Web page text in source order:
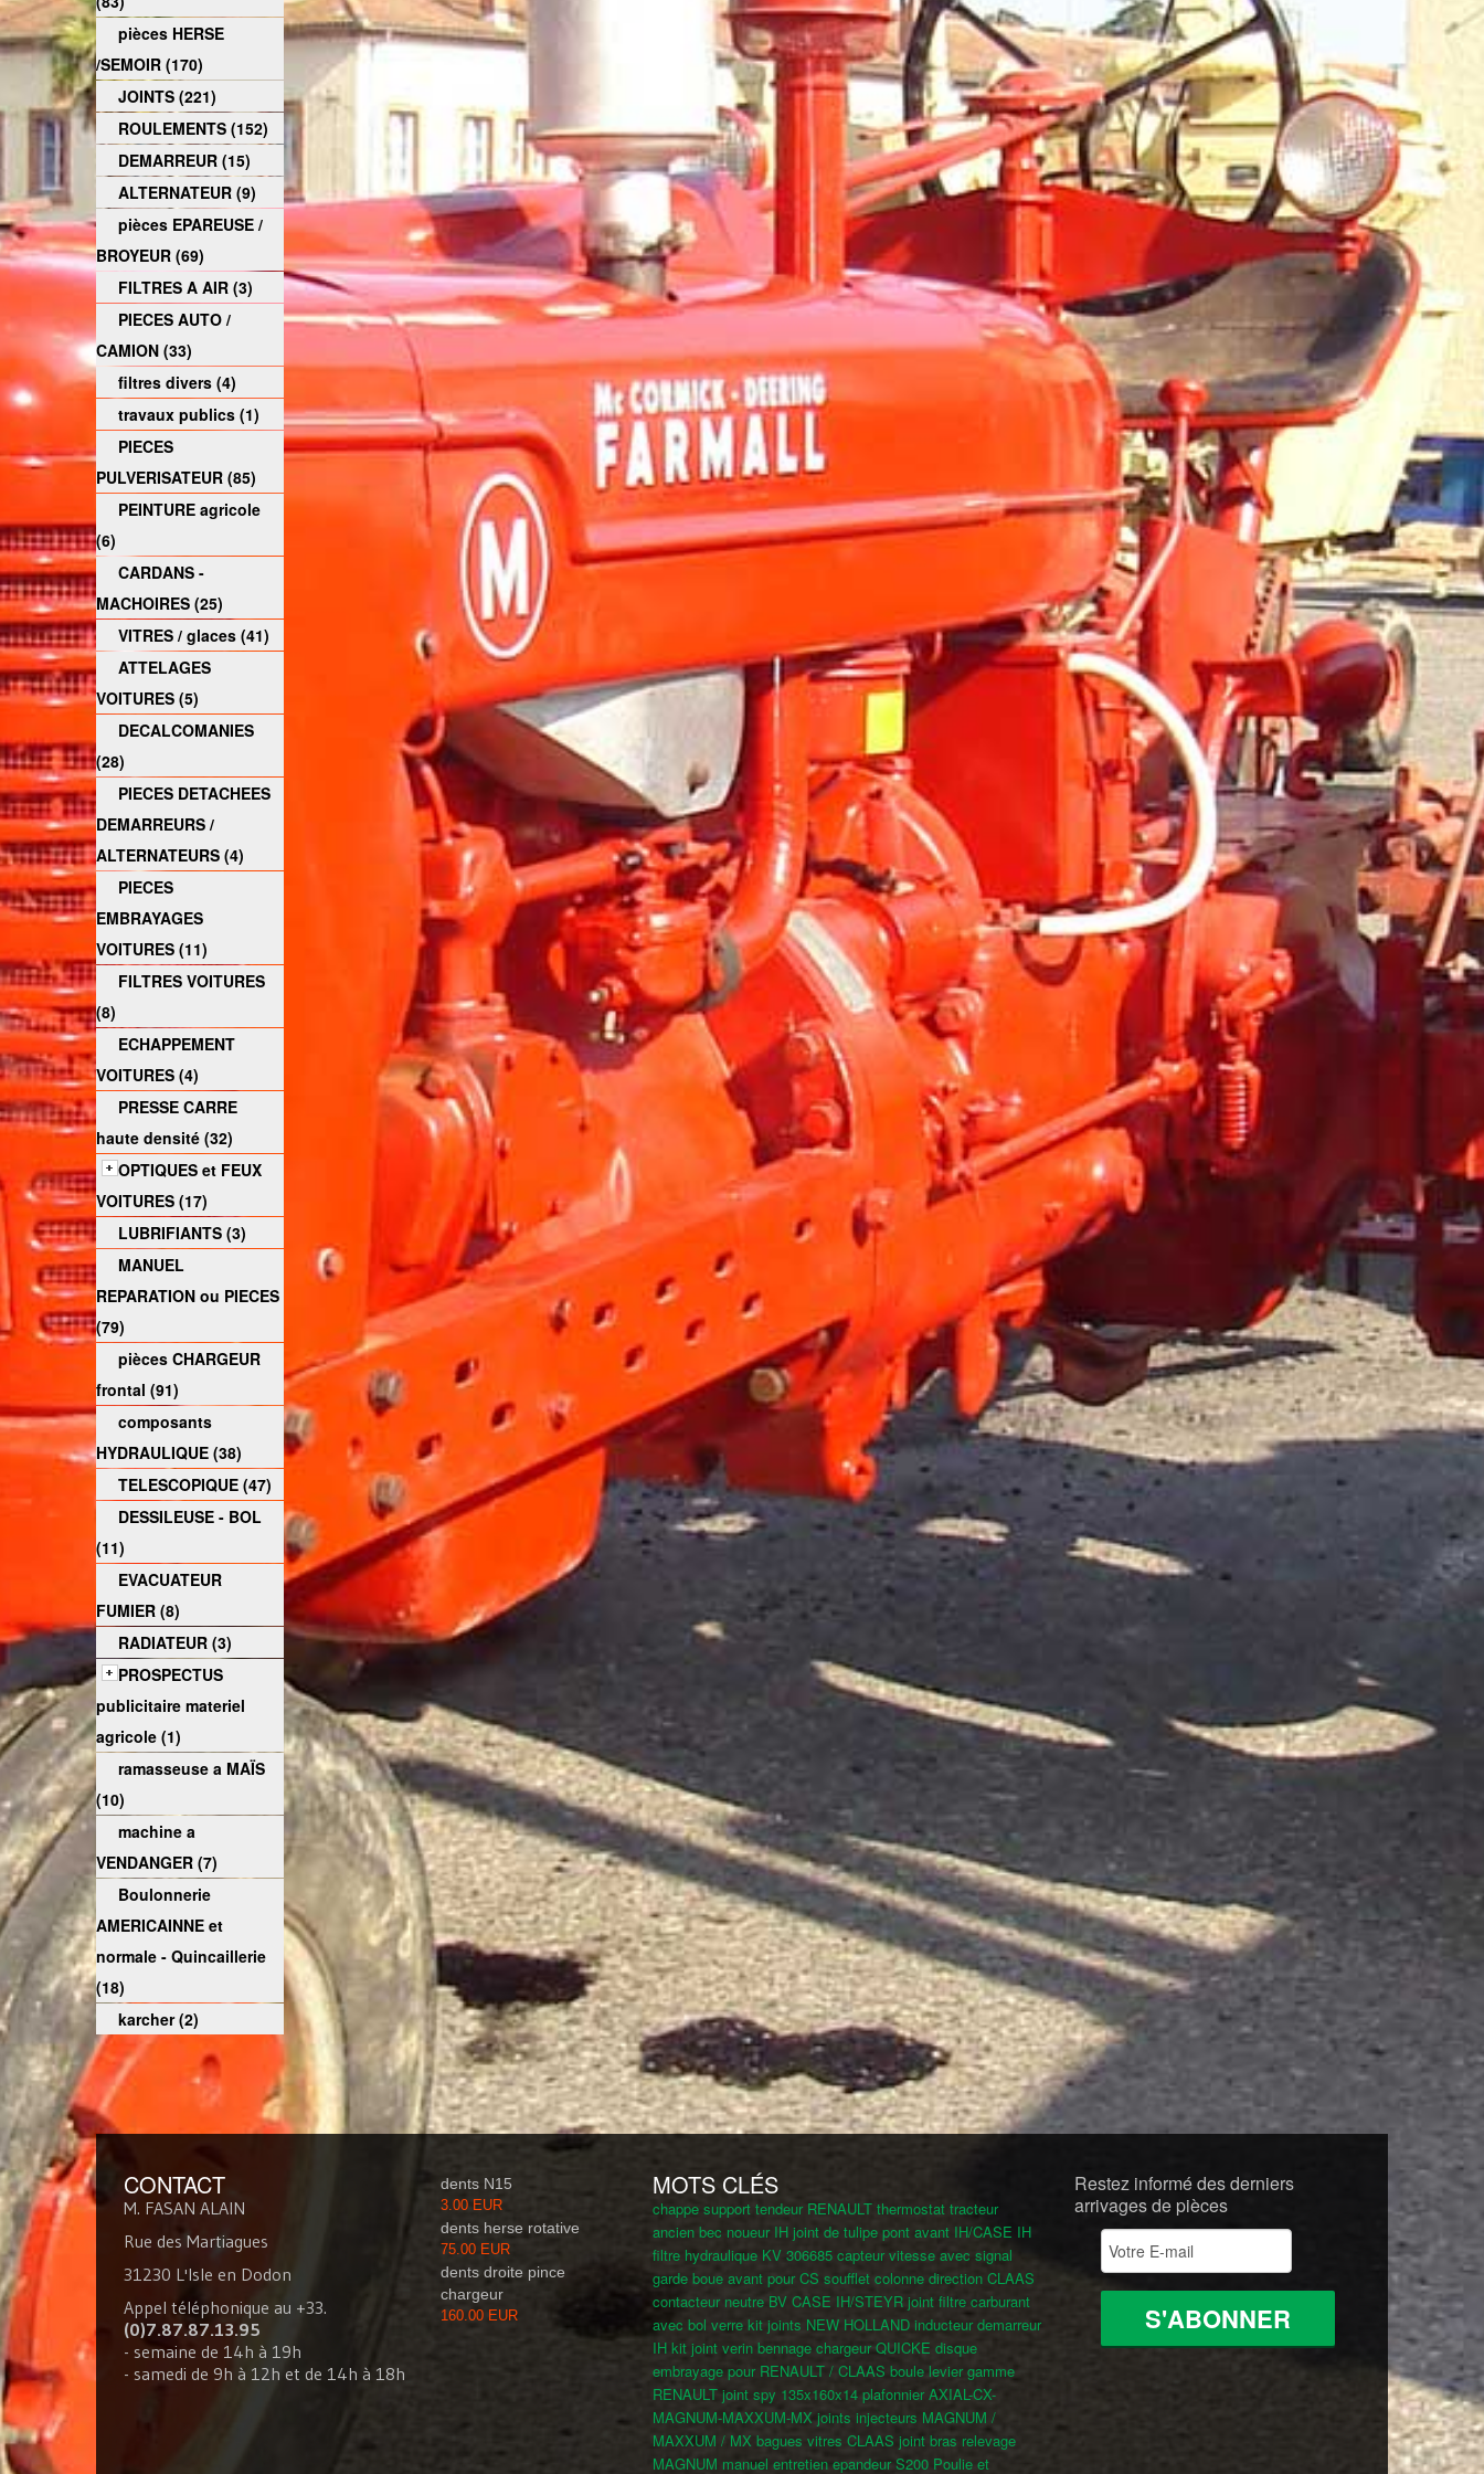
pièces HERSE
/SEMOIR (170)
JOINTS (221)
ROULEMENTS (152)
DEMARREUR (15)
ALTERNATEUR (9)
pièces EPAREUSE /
BROYEUR (69)
FILTRES A AIR (3)
PIECES AUTO /
CAMION (33)
filtres divers (4)
travaux publics (1)
PIECES
PULVERISATEUR (85)
PEINTURE agricole
(6)
CARDANS -
MACHOIRES (25)
VITRES / glaces (41)
ATTELAGES
VOITURES (5)
DECALCOMANIES
(28)
PIECES DETACHEES
DEMARREURS /
ALTERNATEURS (4)
PIECES
EMBRAYAGES
VOITURES (11)
FILTRES VOITURES
(8)
ECHAPPEMENT
VOITURES (4)
PRESSE CARRE
haute densité (32)
OPTIQUES et FEUX
VOITURES (17)
LUBRIFIANTS (3)
MANUEL
REPARATION ou PIECES
(79)
pièces CHARGEUR
frontal (91)
composants
HYDRAULIQUE (38)
TELESCOPIQUE (47)
DESSILEUSE - BOL
(11)
EVACUATEUR
FUMIER (8)
RADIATEUR (3)
PROSPECTUS
publicitaire materiel
agricole (1)
ramasseuse a MAÏS
(10)
machine a
VENDANGER (7)
Boulonnerie
AMERICAINNE et
normale - Quincaillerie
(18)
karcher (2)
CONTACT
M. FASAN ALAIN
Rue des Martiagues
31230 L'Isle en Dodon
Appel téléphonique au +33.
(0)7.87.87.13.95
- semaine de 14h à 19h
- samedi de 9h à 12h et de 14h à 18h
dents N15
3.00 EUR
dents herse rotative
75.00 EUR
dents droite pince
chargeur
160.00 EUR
MOTS CLÉS
chappe support tendeur RENAULT thermostat tracteur
ancien bec noueur IH joint de tulipe pont avant IH/CASE IH
filtre hydraulique KV 306685 capteur vitesse avec signal
garde boue avant pour CS soufflet colonne direction CLAAS
contacteur neutre BV CASE IH/STEYR joint filtre carburant
avec bol verre kit joints NEW HOLLAND inducteur demarreur
IH kit joint verin bennage chargeur QUICKE disque
embrayage pour RENAULT / CLAAS boule levier gamme
RENAULT joint spy 135x160x14 plafonnier AXIAL-CX-
MAGNUM-MAXXUM-MX joints injecteurs MAGNUM /
MAXXUM / MX bagues vitres CLAAS joint bras relevage
MAGNUM manuel entretien epandeur S200 Poulie et
Restez informé des derniers
arrivages de pièces